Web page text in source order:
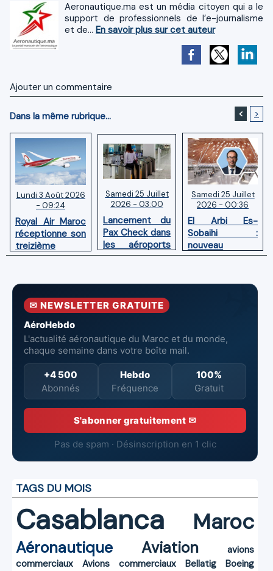
Aeronautique.ma est un média citoyen qui a le
support de professionnels de l’e-journalisme
et de... En savoir plus sur cet auteur
Ajouter un commentaire
Dans la même rubrique... < >
Lundi 3 Août 2026
- 09:24
Royal Air Maroc
réceptionne son
treizième
Boeing 787
Samedi 25 Juillet
2026 - 03:00
Lancement du
Pax Check dans
les aéroports
du Maroc
Samedi 25 Juillet
2026 - 00:36
El Arbi Es-
Sobaihi :
nouveau
directeur à la
l’Aéroport
Mohammed V
✉ NEWSLETTER GRATUITE
AéroHebdo
L'actualité aéronautique du Maroc et du monde,
chaque semaine dans votre boîte mail.
+4 500
Abonnés
Hebdo
Fréquence
100%
Gratuit
S'abonner gratuitement ✉
Pas de spam · Désinscription en 1 clic
TAGS DU MOIS
Casablanca Maroc
Aéronautique Aviation
avions
commerciaux
Avions commerciaux Bellatig
Boeing